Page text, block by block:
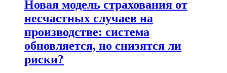
Новая модель страхования от
несчастных случаев на
производстве: система
обновляется, но снизятся ли
риски?